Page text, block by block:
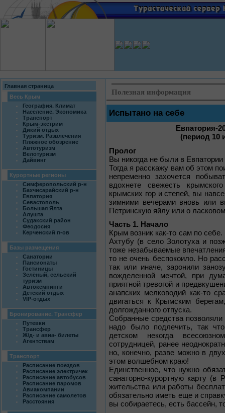
Главная страница
Весь Крым
География. Климат
Население. Экономика
Транспорт
Крым-экстрим
Дикий отдых
Туризм. Развлечения
Пляжное обозрение
Автотуризм
Велотуризм
Дайвинг
Курортные регионы
Симферопольский р-н
Бахчисарайский р-н
Евпатория
Севастополь
Большая Ялта
Алушта
Судакский район
Феодосия
Керченский п-ов
Базы размещения
Санатории
Пансионаты
Гостиницы
Зелёный, сельский
туризм
Автокемпинги
Детский отдых
VIP-отдых
Бронирование. Трансфер
Путевки
Трансфер
Ж/д- и авиа- билеты
Агентствам
Транспорт
Расписание поездов
Расписание электричек
Расписание автобусов
Расписание паромов
Авиакомпании
Расписание самолетов
Расстояния
Полезная информация
Испытано на себе
Евпатория-
(период 10
Пролог
Вы никогда не были в
Тогда я расскажу вам об этом
непременно захочется
вдохнете свежесть
крымских гор и степей, вы
зимними вечерами вновь или
Петринскую яйлу или о
Часть 1. Начало
Крым возник как-то сам по
Ахтубу (в село Золотуха и
тоже незабываемые
то не очень беспокоило. Но
так или иначе, заронили
вожделенной мечтой, при
приятной тревогой и
анапских мелководий как-то
двигаться к Крымским
долгожданного отпуска.
Собранные средства
надо было подлечить, так
детском некогда
сотрудницей, ранее
но, конечно, разве можно в
этом волшебном краю!
Единственное, что нужно
санаторно-курортную карту (в
жительства или работы
обязательно иметь еще и
вы собираетесь, есть бассейн,